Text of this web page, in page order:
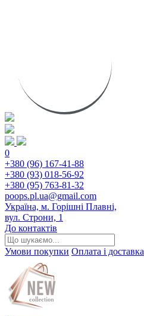
0
+380 (96) 167-41-88
+380 (93) 018-56-92
+380 (95) 763-81-32
poops.pl.ua@gmail.com
Україна, м. Горішні Плавні,
вул. Строни, 1
До контактів
Умови покупки Оплата і доставка